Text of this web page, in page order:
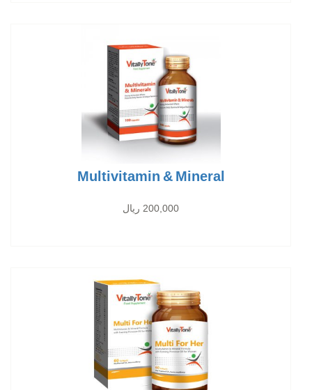
Multivitamin & Mineral
200,000 ریال